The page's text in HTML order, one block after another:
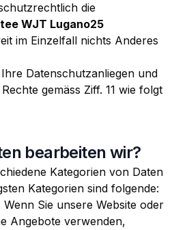
die
WJT Lugano25
im Einzelfall nichts Anderes
Datenschutzanliegen und
gemäss Ziff. 11 wie folgt
bearbeiten wir?
Kategorien von Daten
Kategorien sind folgende:
Wenn Sie unsere Website oder
Angebote verwenden,